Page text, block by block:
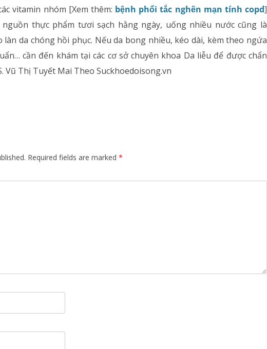
vitamin nhóm [Xem thêm: bệnh phổi tắc nghẽn mạn tính copd]
thực phẩm tươi sạch hằng ngày, uống nhiều nước cũng là
da chóng hồi phục. Nếu da bong nhiều, kéo dài, kèm theo ngứa
cần đến khám tại các cơ sở chuyên khoa Da liễu để được chẩn
Vũ Thị Tuyết Mai Theo Suckhoedoisong.vn
Required fields are marked*